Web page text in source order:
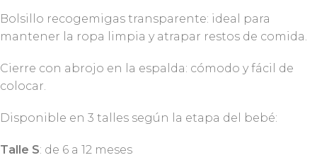
Bolsillo recogemigas transparente: ideal para
mantener la ropa limpia y atrapar restos de comida.
Cierre con abrojo en la espalda: cómodo y fácil de
colocar.
Disponible en 3 talles según la etapa del bebé:
Talle S: de 6 a 12 meses